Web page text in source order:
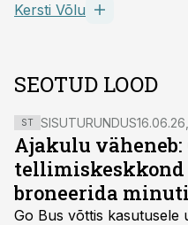
Kersti Võlu
SEOTUD LOOD
ST SISUTURUNDUS
Ajakulu väheneb:
tellimiskeskkond
broneerida
Go Bus võttis kasutusele